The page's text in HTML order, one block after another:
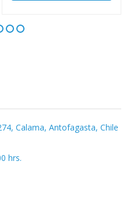
Calama, Antofagasta, Chile
hrs.